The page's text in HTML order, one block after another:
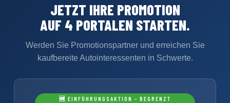
JETZT IHRE PROMOTION
AUF 4 PORTALEN STARTEN.
Werden Sie Promotionspartner und erreichen Sie
kaufbereite Autointeressenten in Schwerte.
🆕 EINFÜHRUNGSAKTION – BEGRENZT